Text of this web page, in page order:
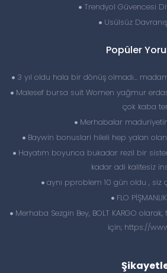
Trendyol Güvencesi
Usülsüz
Popüler
3 yıl oldu hala bir dönüş olmadı…
Malesef bursa suit Women yağmur
çok kaba
Merhabalar
Baywin bonuslari hileli hep yalan
Hayatım boyunca bukadar rezil bir
kadar adi kalitesiz
aynı pproblem 10 gün oldu , siz
FLO
Merhaba Sezgin Bey, BOLT KARGO
için; https://